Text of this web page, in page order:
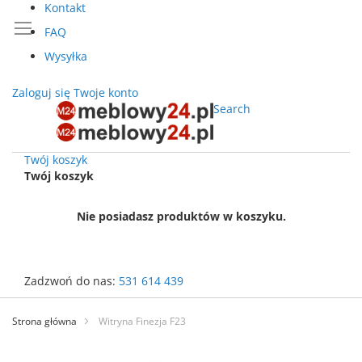
Kontakt
FAQ
Wysyłka
Zaloguj się Twoje konto
Search
Twój koszyk
Twój koszyk
Nie posiadasz produktów w koszyku.
Zadzwoń do nas: 531 614 439
Przejdź
treści
Strona główna Witryna Finezja F23